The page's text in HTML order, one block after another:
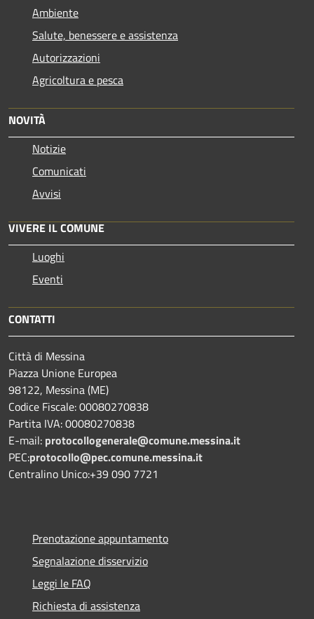
Ambiente
Salute, benessere e assistenza
Autorizzazioni
Agricoltura e pesca
NOVITÀ
Notizie
Comunicati
Avvisi
VIVERE IL COMUNE
Luoghi
Eventi
CONTATTI
Città di Messina
Piazza Unione Europea
98122, Messina (ME)
Codice Fiscale: 00080270838
Partita IVA: 00080270838
E-mail: protocollogenerale@comune.messina.it
PEC:protocollo@pec.comune.messina.it
Centralino Unico:+39 090 7721
Prenotazione appuntamento
Segnalazione disservizio
Leggi le FAQ
Richiesta di assistenza